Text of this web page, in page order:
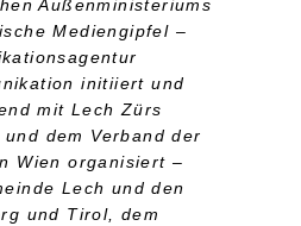
Außenministeriums
Mediengipfel –
initiiert und
mit Lech Zürs
und dem Verband der
Wien organisiert –
Lech und den
und Tirol, dem